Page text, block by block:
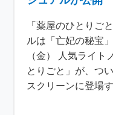
「薬屋のひとりご
ルは「亡妃の秘宝
（金） 人気ライ
とりごと」が、つ
スクリーンに登場